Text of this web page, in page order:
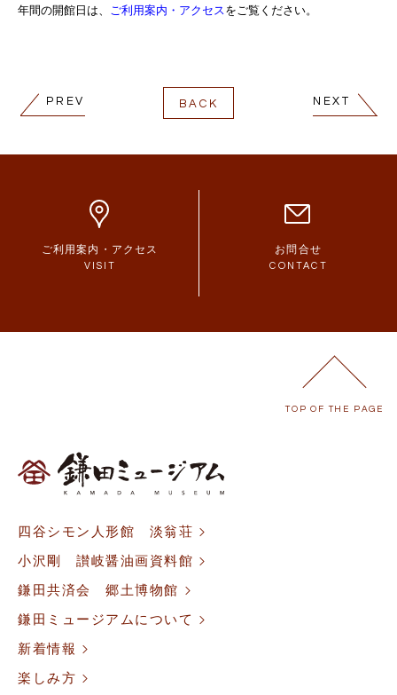
年間の開館日は、 ご利用案内・アクセスをご覧ください。
PREV NEXT
BACK
ご利用案内・アクセス
VISIT
お問合せ
CONTACT
四谷シモン人形館 淡翁荘
小沢剛 讃岐醤油画資料館
鎌田共済会 郷土博物館
鎌田ミュージアムについて
新着情報
楽しみ方
TOP OF THE PAGE